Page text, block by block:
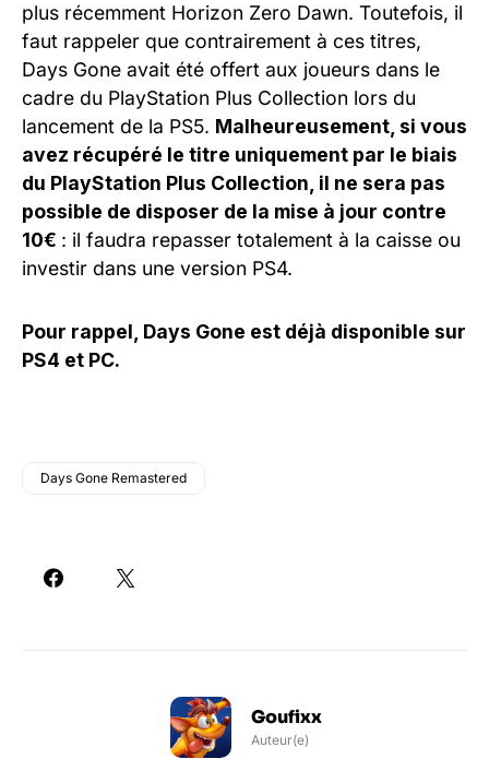
plus récemment Horizon Zero Dawn. Toutefois, il
faut rappeler que contrairement à ces titres,
Days Gone avait été offert aux joueurs dans le
cadre du PlayStation Plus Collection lors du
lancement de la PS5. Malheureusement, si vous
avez récupéré le titre uniquement par le biais
du PlayStation Plus Collection, il ne sera pas
possible de disposer de la mise à jour contre
10€ : il faudra repasser totalement à la caisse ou
investir dans une version PS4.
Pour rappel, Days Gone est déjà disponible sur
PS4 et PC.
Days Gone Remastered
Goufixx
Auteur(e)